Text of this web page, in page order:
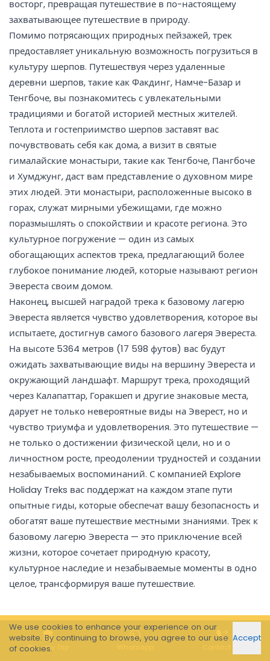
восторг, превращая путешествие в по-настоящему
захватывающее путешествие в природу.
Помимо потрясающих природных пейзажей, трек
предоставляет уникальную возможность погрузиться в
культуру шерпов. Путешествуя через удаленные
деревни шерпов, такие как Факдинг, Намче-Базар и
Тенгбоче, вы познакомитесь с увлекательными
традициями и богатой историей местных жителей.
Теплота и гостеприимство шерпов заставят вас
почувствовать себя как дома, а визит в святые
гималайские монастыри, такие как Тенгбоче, Пангбоче
и Хумджунг, даст вам представление о духовном мире
этих людей. Эти монастыри, расположенные высоко в
горах, служат мирными убежищами, где можно
поразмышлять о спокойствии и красоте региона. Это
культурное погружение — один из самых
обогащающих аспектов трека, предлагающий более
глубокое понимание людей, которые называют регион
Эвереста своим домом.
Наконец, высшей наградой трека к базовому лагерю
Эвереста является чувство удовлетворения, которое вы
испытаете, достигнув самого базового лагеря Эвереста.
На высоте 5364 метров (17 598 футов) вас будут
ожидать захватывающие виды на вершину Эвереста и
окружающий ландшафт. Маршрут трека, проходящий
через Калапаттар, Горакшеп и другие знаковые места,
дарует не только невероятные виды на Эверест, но и
чувство триумфа и удовлетворения. Это путешествие —
не только о достижении физической цели, но и о
личностном росте, преодолении трудностей и создании
незабываемых воспоминаний. С компанией Explore
Holiday Treks вас поддержат на каждом этапе пути
опытные гиды, которые обеспечат вашу безопасность и
обогатят ваше путешествие местными знаниями. Трек к
базовому лагерю Эвереста — это приключение всей
жизни, которое сочетает природную красоту,
культурное наследие и незабываемые моменты в одно
целое, трансформируя ваше путешествие.
Plan my Trip Whatsapp Contact Us
We use cookies to enhance your experience on our
website. By continuing to browse, you agree to our use
of cookies.
Accept